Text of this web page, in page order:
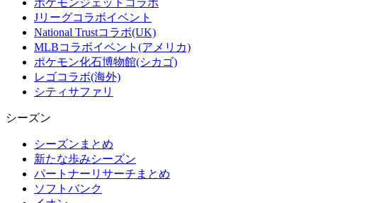
ポケモンジェットコラボ
Jリーグコラボイベント
National Trustコラボ(UK)
MLBコラボイベント(アメリカ)
ポケモン化石博物館(シカゴ)
レゴコラボ(海外)
シティサファリ
シーズン
シーズンまとめ
新たな歩みシーズン
パートナーリサーチまとめ
ソフトバンク